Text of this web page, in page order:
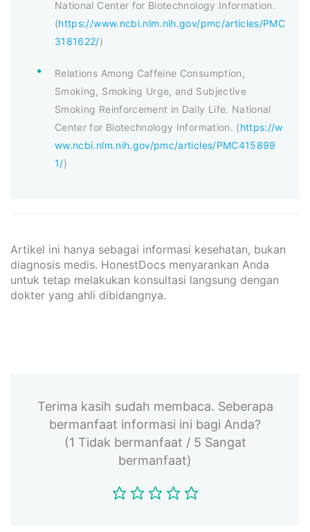
National Center for Biotechnology Information.
(https://www.ncbi.nlm.nih.gov/pmc/articles/PMC
3181622/)
Relations Among Caffeine Consumption,
Smoking, Smoking Urge, and Subjective
Smoking Reinforcement in Daily Life. National
Center for Biotechnology Information. (https://w
ww.ncbi.nlm.nih.gov/pmc/articles/PMC415899
1/)
Artikel ini hanya sebagai informasi kesehatan, bukan
diagnosis medis. HonestDocs menyarankan Anda
untuk tetap melakukan konsultasi langsung dengan
dokter yang ahli dibidangnya.
Terima kasih sudah membaca. Seberapa
bermanfaat informasi ini bagi Anda?
(1 Tidak bermanfaat / 5 Sangat
bermanfaat)